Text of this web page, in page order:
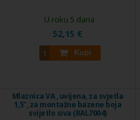
52,15 €
Kupi
U roku 5 dana
Mlaznica VA , uvijena, za svjetla
1,5", za montažne bazene boja
svijetlo siva (RAL7004)